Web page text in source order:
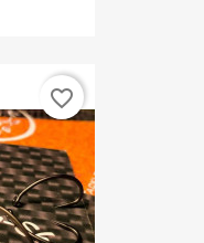
favorite_border